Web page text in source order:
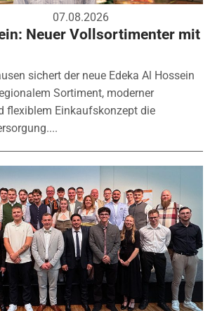
07.08.2026
Neuer Vollsortimenter mit
sichert der neue Edeka Al Hossein
Sortiment, moderner
flexiblem Einkaufskonzept die